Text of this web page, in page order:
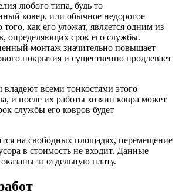
любого типа, будь то
ковер, или обычное недорогое
того, как его уложат, является одним из
определяющих срок его службы.
монтаж значительно повышает
покрытия и существенно продлевает
всеми тонкостями этого
и после их работы хозяин ковра может
службы его ковров будет
на свободных площадях, перемещение
в стоимость не входит. Данные
за отдельную плату.